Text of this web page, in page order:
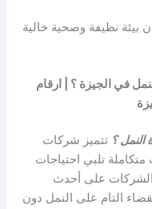
بيئة نظيفة وصحية خالية
في الجيزة ؟ | ارقام
النمل ؟ تتميز شركات
تلبي احتياجات
الشركات على أحدث
التام على النمل دون